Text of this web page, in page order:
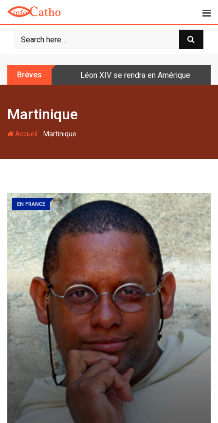
o
Brèves Léon XIV se rendra en Amérique latine à
Martinique
Accueil - Martinique
EN FRANCE